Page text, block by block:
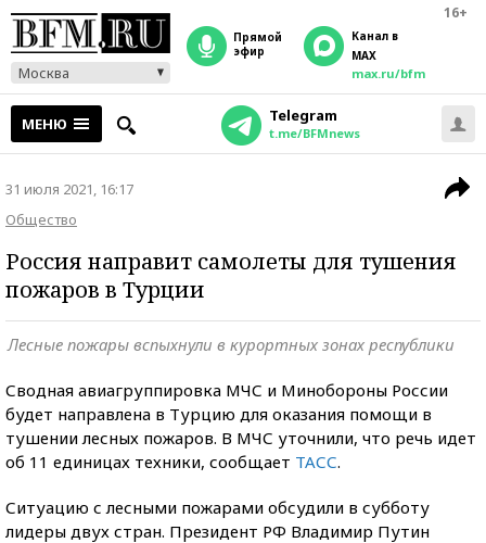
16+
Москва
прямой
эфир
Канал в
MAX
max.ru/bfm
МЕНЮ Telegram
t.me/BFMnews
31 июля 2021, 16:17
Общество
Россия направит самолеты для тушения
пожаров в Турции
Лесные пожары вспыхнули в курортных зонах республики
Сводная авиагруппировка МЧС и Минобороны России
будет направлена в Турцию для оказания помощи в
тушении лесных пожаров. В МЧС уточнили, что речь идет
об 11 единицах техники, сообщает ТАСС.
Ситуацию с лесными пожарами обсудили в субботу
лидеры двух стран. Президент РФ Владимир Путин